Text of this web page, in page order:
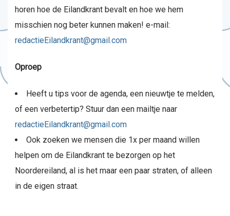
horen hoe de Eilandkrant bevalt en hoe we hem
misschien nog beter kunnen maken! e-mail:
redactieEilandkrant@gmail.com
Oproep
Heeft u tips voor de agenda, een nieuwtje te melden,
of een verbetertip? Stuur dan een mailtje naar
redactieEilandkrant@gmail.com
Ook zoeken we mensen die 1x per maand willen
helpen om de Eilandkrant te bezorgen op het
Noordereiland, al is het maar een paar straten, of alleen
in de eigen straat.